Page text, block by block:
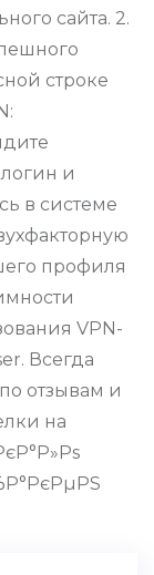
сайта. 2.
строке
и
в системе
профиля
VPN-
Всегда
отзывам и
на